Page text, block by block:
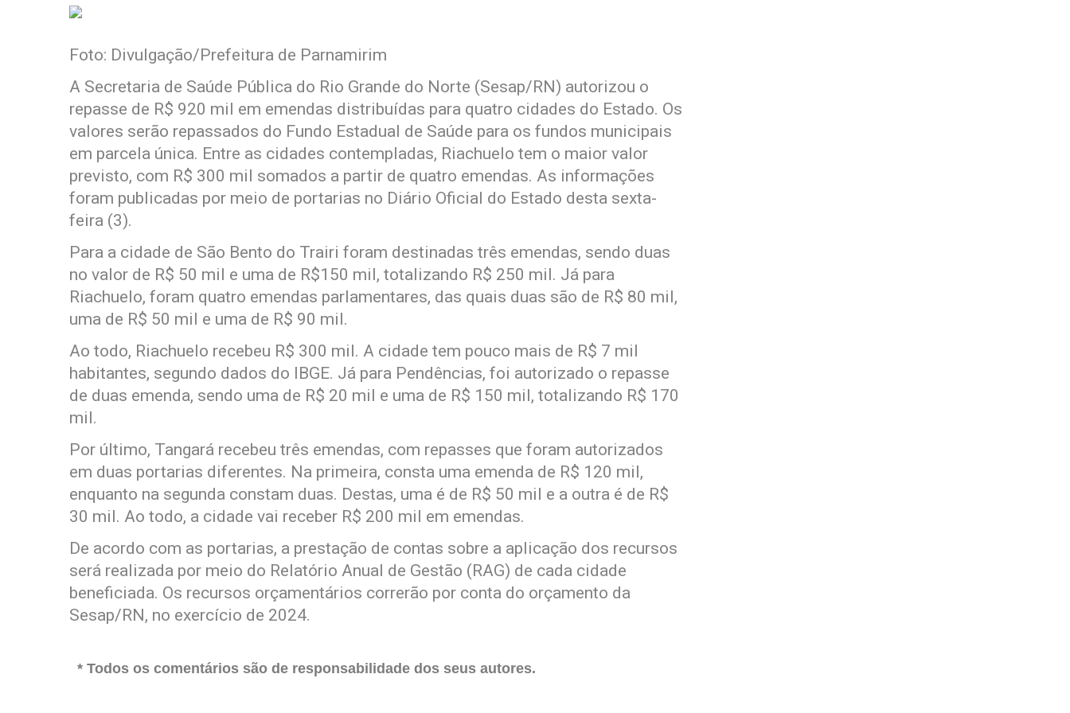
Foto: Divulgação/Prefeitura de Parnamirim
A Secretaria de Saúde Pública do Rio Grande do Norte (Sesap/RN) autorizou o
repasse de R$ 920 mil em emendas distribuídas para quatro cidades do Estado. Os
valores serão repassados do Fundo Estadual de Saúde para os fundos municipais
em parcela única. Entre as cidades contempladas, Riachuelo tem o maior valor
previsto, com R$ 300 mil somados a partir de quatro emendas. As informações
foram publicadas por meio de portarias no Diário Oficial do Estado desta sexta-
feira (3).
Para a cidade de São Bento do Trairi foram destinadas três emendas, sendo duas
no valor de R$ 50 mil e uma de R$150 mil, totalizando R$ 250 mil. Já para
Riachuelo, foram quatro emendas parlamentares, das quais duas são de R$ 80 mil,
uma de R$ 50 mil e uma de R$ 90 mil.
Ao todo, Riachuelo recebeu R$ 300 mil. A cidade tem pouco mais de R$ 7 mil
habitantes, segundo dados do IBGE. Já para Pendências, foi autorizado o repasse
de duas emenda, sendo uma de R$ 20 mil e uma de R$ 150 mil, totalizando R$ 170
mil.
Por último, Tangará recebeu três emendas, com repasses que foram autorizados
em duas portarias diferentes. Na primeira, consta uma emenda de R$ 120 mil,
enquanto na segunda constam duas. Destas, uma é de R$ 50 mil e a outra é de R$
30 mil. Ao todo, a cidade vai receber R$ 200 mil em emendas.
De acordo com as portarias, a prestação de contas sobre a aplicação dos recursos
será realizada por meio do Relatório Anual de Gestão (RAG) de cada cidade
beneficiada. Os recursos orçamentários correrão por conta do orçamento da
Sesap/RN, no exercício de 2024.
* Todos os comentários são de responsabilidade dos seus autores.